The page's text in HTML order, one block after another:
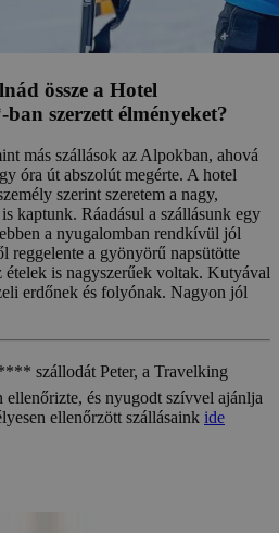
össze a Hotel
szerzett élményeket?
más szállások az Alpokban, ahová
óra út abszolút megérte. A hotel
szerint szeretem a nagy,
kaptunk. Ráadásul a szállásunk egy
a nyugalomban rendkívül jól
reggelente a gyönyörű napsütötte
is nagyszerűek voltak. Kutyával
erdőnek és folyónak. Nagyon jól
szállodát Peter, a Travelking
ellenőrizte, és nyugodt szívvel ajánlja
ellenőrzött szállásaink ide